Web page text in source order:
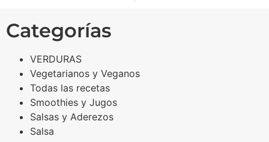
Categorías
VERDURAS
Vegetarianos y Veganos
Todas las recetas
Smoothies y Jugos
Salsas y Aderezos
Salsa